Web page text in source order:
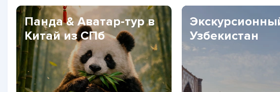
Панда & Аватар-тур в
Китай из СПб
Узбекистан